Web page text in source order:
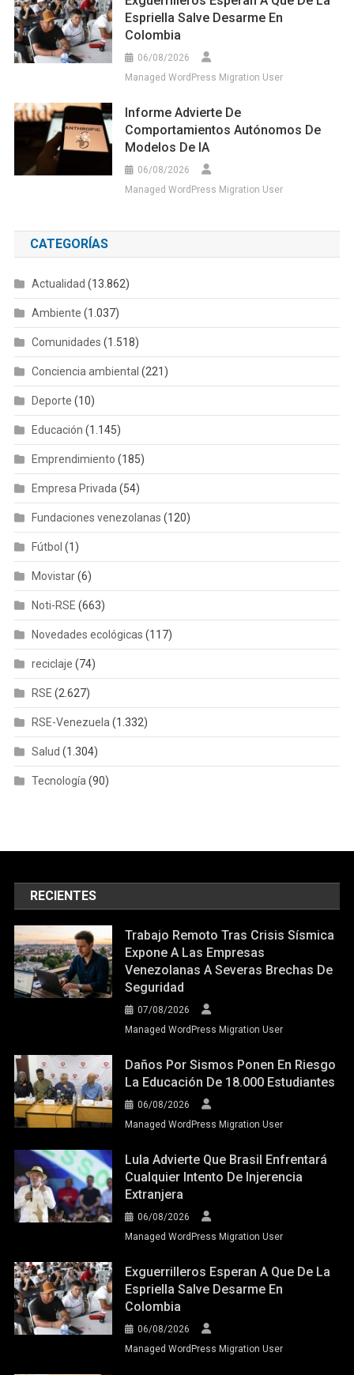
Espriella Salve Desarme En
Colombia
06/08/2026
Managed WordPress Migration User
Informe Advierte De
Comportamientos Autónomos De
Modelos De IA
06/08/2026
Managed WordPress Migration User
CATEGORÍAS
Actualidad (13.862)
Ambiente (1.037)
Comunidades (1.518)
Conciencia ambiental (221)
Deporte (10)
Educación (1.145)
Emprendimiento (185)
Empresa Privada (54)
Fundaciones venezolanas (120)
Fútbol (1)
Movistar(6)
Noti-RSE (663)
Novedades ecológicas (117)
reciclaje (74)
RSE (2.627)
RSE-Venezuela (1.332)
Salud (1.304)
Tecnología (90)
RECIENTES
Trabajo Remoto Tras Crisis Sísmica
Expone A Las Empresas
Venezolanas A Severas Brechas De
Seguridad
07/08/2026
Managed WordPress Migration User
Daños Por Sismos Ponen En Riesgo
La Educación De 18.000 Estudiantes
06/08/2026
Managed WordPress Migration User
Lula Advierte Que Brasil Enfrentará
Cualquier Intento De Injerencia
Extranjera
06/08/2026
Managed WordPress Migration User
Exguerrilleros Esperan A Que De La
Espriella Salve Desarme En
Colombia
06/08/2026
Managed WordPress Migration User